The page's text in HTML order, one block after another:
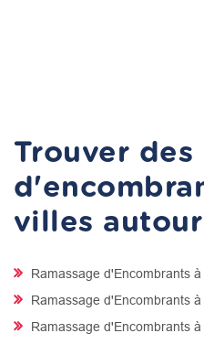
Trouver des
villes
Ramassage d'Encombrants
Ramassage d'Encombrants
Ramassage d'Encombrants